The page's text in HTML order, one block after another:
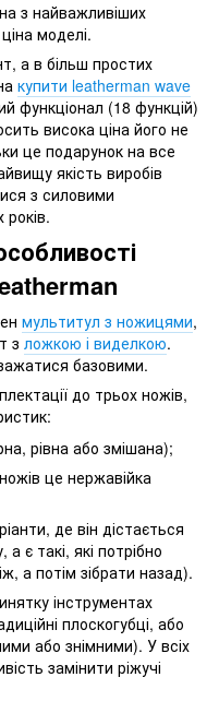
з найважливіших
моделі.
а в більш простих
купити leatherman wave
функціонал (18 функцій)
висока ціна його не
це подарунок на все
якість виробів
з силовими
мультитул з ножицями,
з ложкою і виделкою.
базовими.
до трьох ножів,
рівна або змішана);
це нержавійка
де він дістається
є такі, які потрібно
а потім зібрати назад).
інструментах
плоскогубці, або
або знімними). У всіх
замінити ріжучі